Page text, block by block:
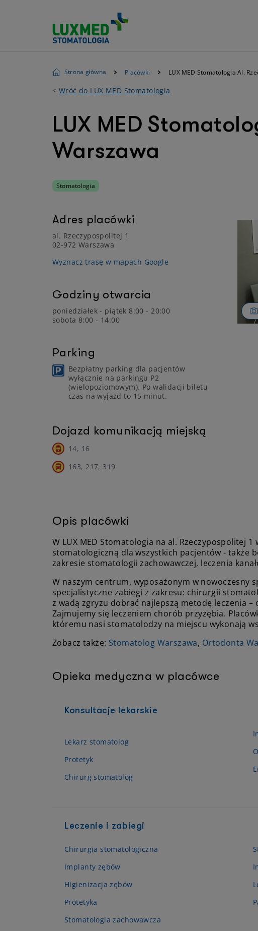
Strona główna Placówki LUX MED Stomatologia Al.
< Wróć do LUX MED Stomatologia
LUX MED
Warszawa
Stomatologia
Adres placówki
al. Rzeczypospolitej 1
02-972 Warszawa
Wyznacz trasę w mapach Google
Godziny otwarcia
poniedziałek - piątek 8:00 - 20:00
sobota 8:00 - 14:00
Parking
Bezpłatny parking dla pacjentów
wyłącznie na parkingu P2
(wielopoziomowym). Po walidacji biletu
czas na wyjazd to 15 minut.
Dojazd komunikacją miejską
14, 16
163, 217, 319
Opis placówki
W LUX MED Stomatologia na al. Rzeczypospolitej
stomatologiczną dla wszystkich pacjentów - także
zakresie stomatologii zachowawczej, leczenia
W naszym centrum, wyposażonym w nowoczesny
specjalistyczne zabiegi z zakresu: chirurgii
z wadą zgryzu dobrać najlepszą metodę leczenia
Zajmujemy się leczeniem chorób przyzębia.
któremu nasi stomatolodzy na miejscu wykonają
Zobacz także: Stomatolog Warszawa, Ortodonta
Opieka medyczna w placówce
Konsultacje lekarskie
Lekarz stomatolog
Protetyk
Chirurg stomatolog
Leczenie i zabiegi
Chirurgia stomatologiczna
Implanty zębów
Higienizacja zębów
Protetyka
Stomatologia zachowawcza